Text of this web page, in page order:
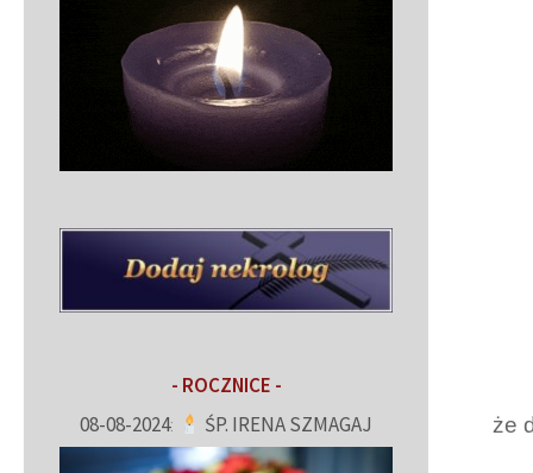
że
- ROCZNICE -
08-08-2024: ŚP. IRENA SZMAGAJ